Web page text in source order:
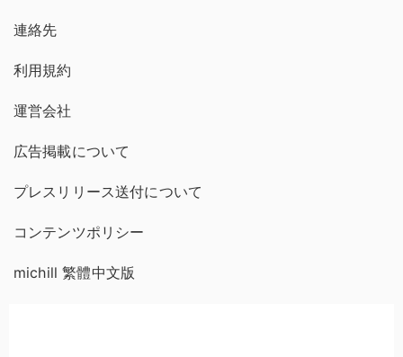
連絡先
利用規約
運営会社
広告掲載について
プレスリリース送付について
コンテンツポリシー
michill 繁體中文版